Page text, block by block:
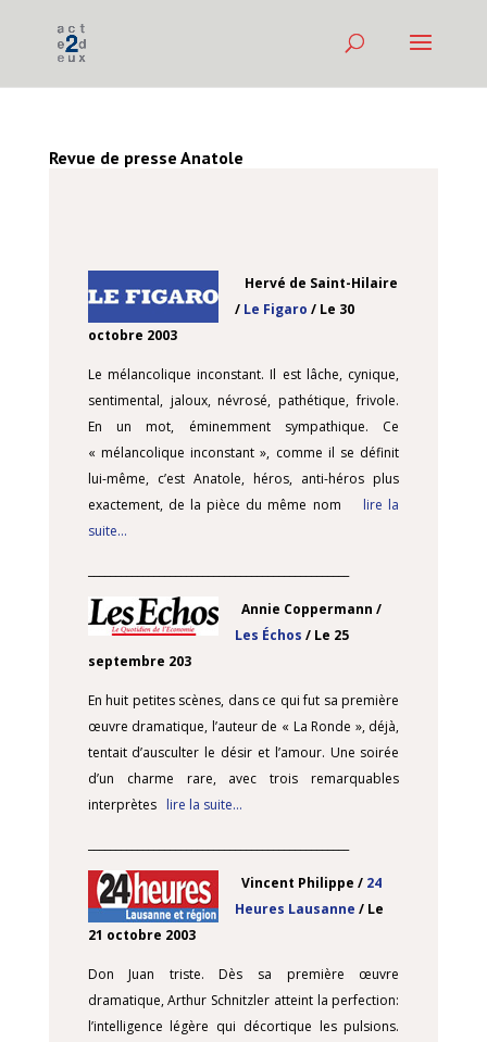
Revue de presse Anatole
Hervé de Saint-Hilaire
/ Le Figaro / Le 30
octobre 2003
Le mélancolique inconstant. Il est lâche, cynique,
sentimental, jaloux, névrosé, pathétique, frivole.
En un mot, éminemment sympathique. Ce
« mélancolique inconstant », comme il se définit
lui-même, c’est Anatole, héros, anti-héros plus
exactement, de la pièce du même nom lire la
suite…
Annie Coppermann /
Les Échos / Le 25
septembre 203
En huit petites scènes, dans ce qui fut sa première
œuvre dramatique, l’auteur de « La Ronde », déjà,
tentait d’ausculter le désir et l’amour. Une soirée
d’un charme rare, avec trois remarquables
interprètes lire la suite…
Vincent Philippe / 24
Heures Lausanne / Le
21 octobre 2003
Don Juan triste. Dès sa première œuvre
dramatique, Arthur Schnitzler atteint la perfection:
l’intelligence légère qui décortique les pulsions.